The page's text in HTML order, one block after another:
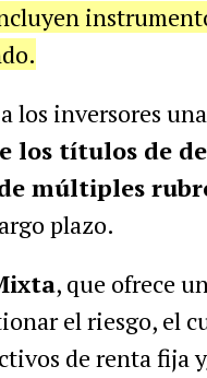
los inversores
los títulos de
múltiples
plazo.
, que ofrece
el riesgo, el
de renta fija